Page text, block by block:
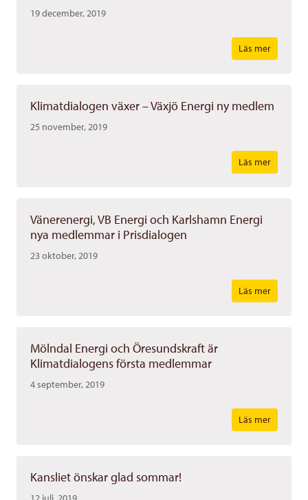
19 december, 2019
Läs mer
Klimatdialogen växer – Växjö Energi ny medlem
25 november, 2019
Läs mer
Vänerenergi, VB Energi och Karlshamn Energi
nya medlemmar i Prisdialogen
23 oktober, 2019
Läs mer
Mölndal Energi och Öresundskraft är
Klimatdialogens första medlemmar
4 september, 2019
Läs mer
Kansliet önskar glad sommar!